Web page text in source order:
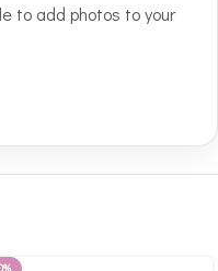
to add photos to your